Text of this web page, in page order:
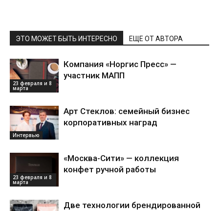
ЭТО МОЖЕТ БЫТЬ ИНТЕРЕСНО ЕЩЕ ОТ АВТОРА
23 февраля и 8
марта
Компания «Норгис Пресс» —
участник МАПП
Интервью
Арт Стеклов: семейный бизнес
корпоративных наград
23 февраля и 8
марта
«Москва-Сити» — коллекция
конфет ручной работы
Две технологии брендированной